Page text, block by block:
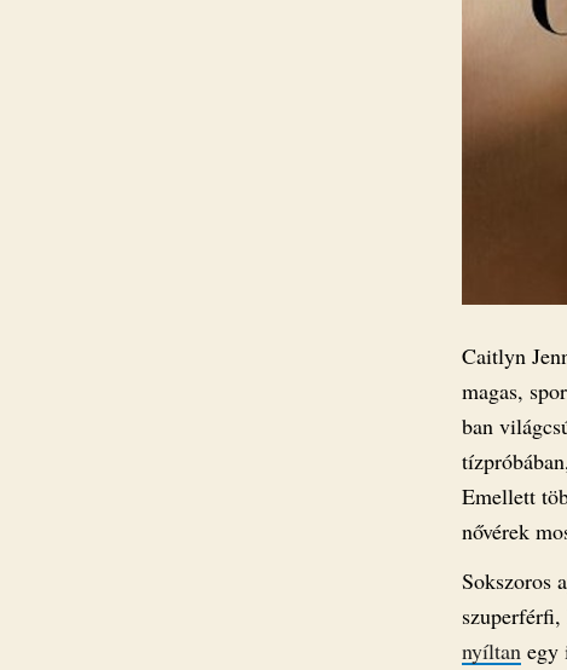
Caitlyn
magas,
ban
Emellett
nővérek
Sokszoros
nyíltan egy